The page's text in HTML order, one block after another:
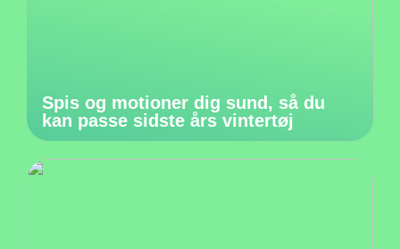
Spis og motioner dig sund, så du
kan passe sidste års vintertøj